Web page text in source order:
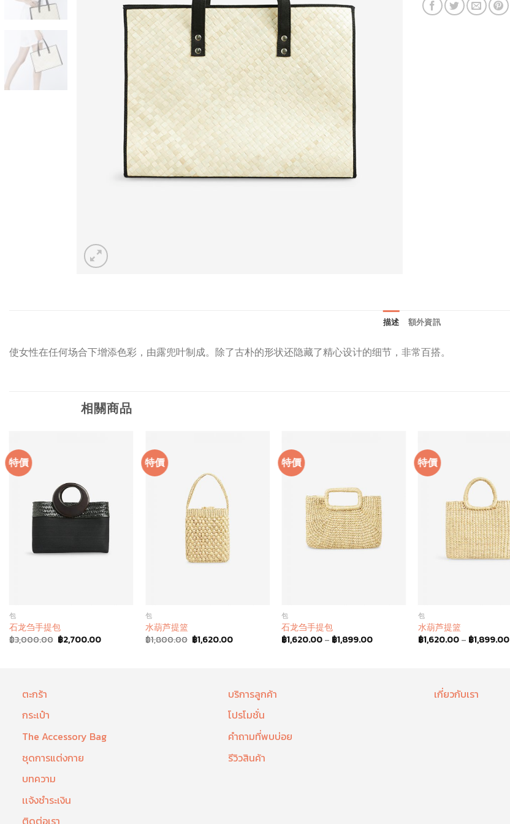
描述 額外資訊
使女性在任何场合下增添色彩，由露兜叶制成。除了古朴的形状还隐藏了精心设计的细节，非常百搭。
相關商品
特價
包
石龙刍手提包
฿3,000.00 ฿2,700.00
特價
包
水葫芦提篮
฿1,800.00 ฿1,620.00
特價
包
石龙刍手提包
฿1,620.00– ฿1,899.00
特價
包
水葫芦提篮
฿1,620.00– ฿1,899.00
ตะกร้า
กระเป๋า
The Accessory Bag
ชุดการแต่งกาย
บทความ
เเจ้งชำระเงิน
บริการลูกค้า
โปรโมชั่น
คำถามที่พบบ่อย
รีวิวสินค้า
เกี่ยวกับเรา